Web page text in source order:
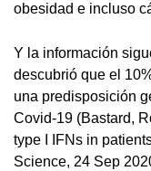
obesidad e incluso
Y la información
descubrió que el
una predisposición
Covid-19 (Bastard,
type I IFNs in
Science, 24 Sep